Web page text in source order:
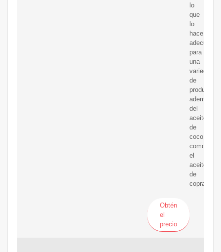
lo
que
lo
hace
adecuado
para
una
variedad
de
productos
además
del
aceite
de
coco,
como
el
aceite
de
copra.
Obtén
el
precio